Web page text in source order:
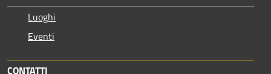
Luoghi
Eventi
CONTATTI